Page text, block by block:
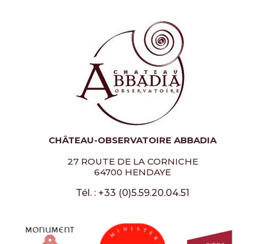
CHÂTEAU-OBSERVATOIRE ABBADIA
27 ROUTE DE LA CORNICHE
64700 HENDAYE
Tél. : +33 (0)5.59.20.04.51